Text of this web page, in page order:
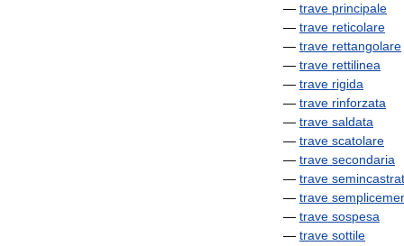
— trave principale
— trave reticolare
— trave rettangolare
— trave rettilinea
— trave rigida
— trave rinforzata
— trave saldata
— trave scatolare
— trave secondaria
— trave
— trave
— trave sospesa
— trave sottile